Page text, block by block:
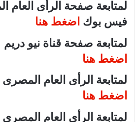
لمتابعة صفحة الرأى
فيس بوك اضغط هنا
لمتابعة صفحة قناة نيو
اضغط هنا
لمتابعة الرأى العام
اضغط هنا
لمتابعة الرأى العام